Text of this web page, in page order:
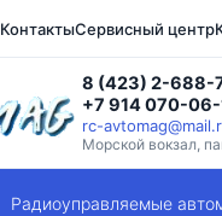
КонтактыСервисный центр
8 (423) 2-688-
+7 914 070-06-
rc-
Морской вокзал,
Радиоуправляемые